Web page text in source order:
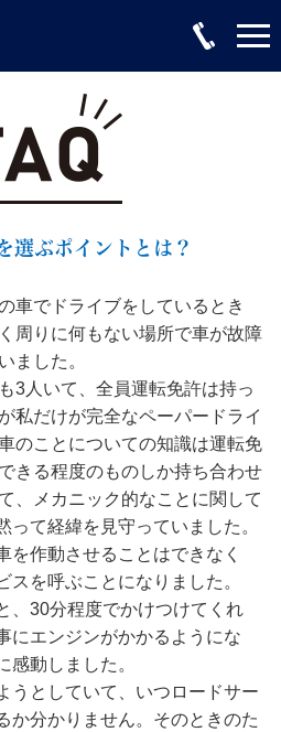
選ぶポイントとは？
車でドライブをしているとき
周りに何もない場所で車が故障
ました。
3人いて、全員運転免許は持っ
私だけが完全なペーパードライ
のことについての知識は運転免
きる程度のものしか持ち合わせ
、メカニック的なことに関して
って経緯を見守っていました。
を作動させることはできなく
スを呼ぶことになりました。
、30分程度でかけつけてくれ
にエンジンがかかるようにな
感動しました。
うとしていて、いつロードサー
か分かりません。そのときのた